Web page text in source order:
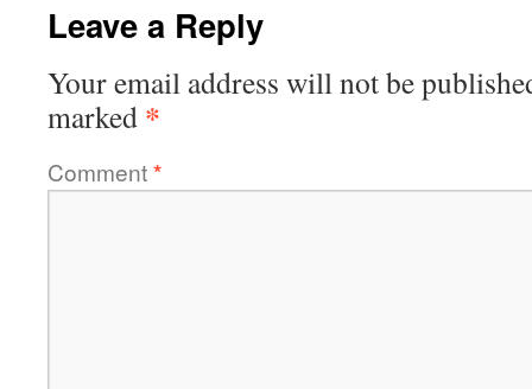
Leave a Reply
Your email address will not be
marked *
Comment*